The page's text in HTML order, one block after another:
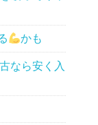
かも
なら安く入